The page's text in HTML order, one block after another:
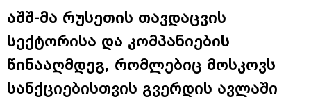
აშშ-მა რუსეთის თავდაცვის
სექტორისა და კომპანიების
წინააღმდეგ, რომლებიც მოსკოვს
სანქციებისთვის გვერდის ავლაში